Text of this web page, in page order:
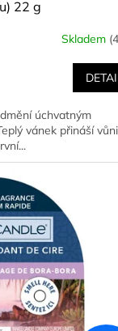
22 g
Skladem
úchvatným
vánek přináší vůni